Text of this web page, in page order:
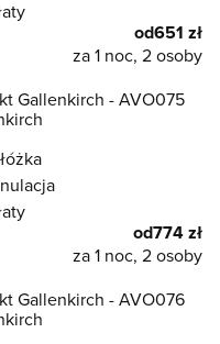
od651 zł
za 1 noc, 2 osoby
Gallenkirch - AVO075
od774 zł
za 1 noc, 2 osoby
Gallenkirch - AVO076